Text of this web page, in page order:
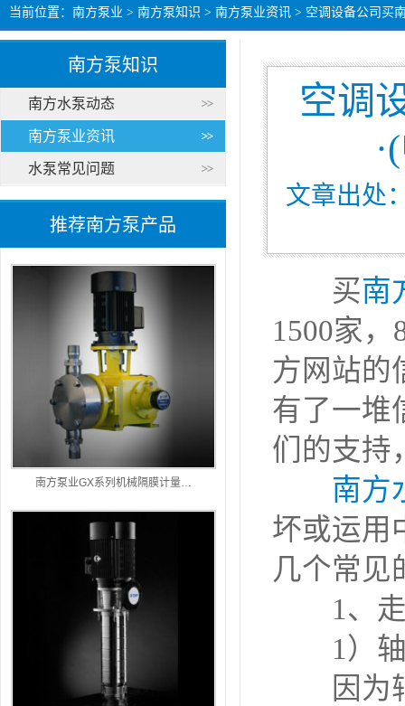
当前位置： 南方泵业 > 南方泵知识 > 南方泵业资讯 > 空调设备公司买
空调
文章出处
买南
1500家
方网站的
有了一堆
们的支持
南方
坏或运用
几个常见
1、走
1）轴
因为轴
南方泵知识
南方水泵动态
南方泵业资讯
水泵常见问题
推荐南方泵产品
南方泵业GX系列机械隔膜计量…